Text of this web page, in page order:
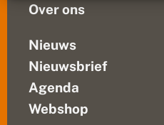
Over ons
Nieuws
Nieuwsbrief
Agenda
Webshop